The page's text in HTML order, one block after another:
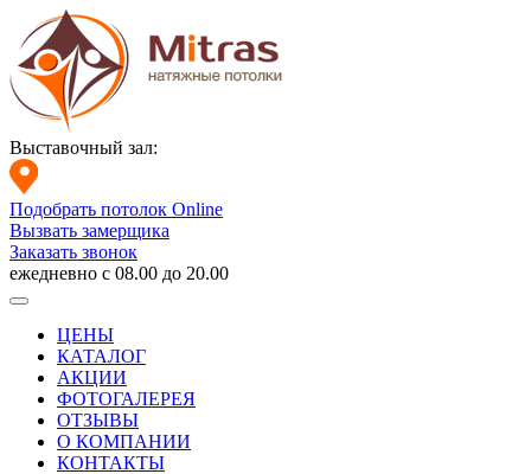
Выставочный зал:
Подобрать потолок Online
Вызвать замерщика
Заказать звонок
ежедневно с 08.00 до 20.00
ЦЕНЫ
КАТАЛОГ
АКЦИИ
ФОТОГАЛЕРЕЯ
ОТЗЫВЫ
О КОМПАНИИ
КОНТАКТЫ